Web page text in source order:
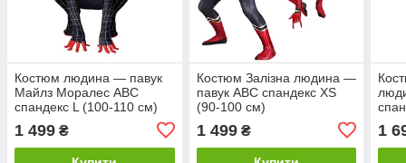
Костюм людина — павук
Майлз Моралес ABC
спандекс L (100-110 см)
1 499 ₴
Костюм Залізна людина —
павук ABC спандекс XS
(90-100 см)
1 499₴ 1